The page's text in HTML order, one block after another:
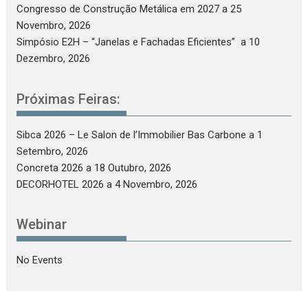
Congresso de Construção Metálica em 2027 a 25
Novembro, 2026
Simpósio E2H – “Janelas e Fachadas Eficientes” a 10
Dezembro, 2026
Próximas Feiras:
Sibca 2026 – Le Salon de l’Immobilier Bas Carbone a 1
Setembro, 2026
Concreta 2026 a 18 Outubro, 2026
DECORHOTEL 2026 a 4 Novembro, 2026
Webinar
No Events